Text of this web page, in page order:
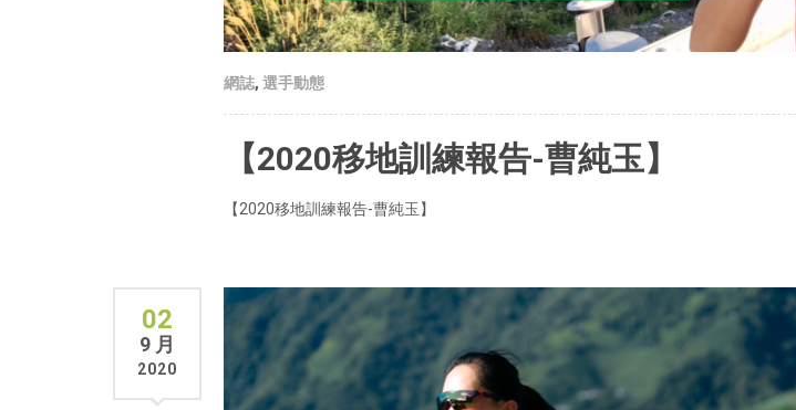
網誌, 選手動態
【2020移地訓練報告-曹純玉】
【2020移地訓練報告-曹純玉】
02
9 月
2020